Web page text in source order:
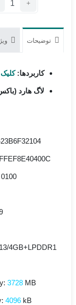
توضیحات
کاربردها:کلیک
لاگ هارد
4GB+LPDDR1
3728 MB
4096 kB